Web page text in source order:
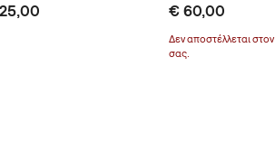
€ 60,00
Δεν αποστέλλεται στον
σας.